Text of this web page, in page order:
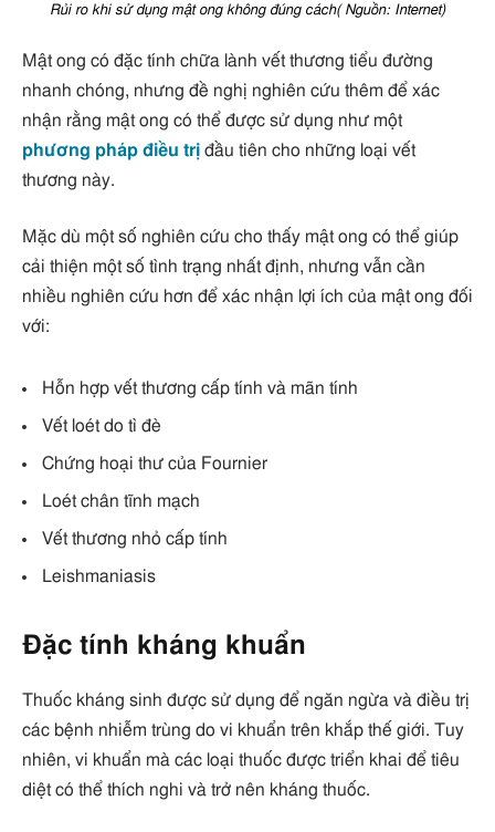
Rủi ro khi sử dụng mật ong không đúng cách( Nguồn: Internet)
Mật ong có đặc tính chữa lành vết thương tiểu đường
nhanh chóng, nhưng đề nghị nghiên cứu thêm để xác
nhận rằng mật ong có thể được sử dụng như một
phương pháp điều trị đầu tiên cho những loại vết
thương này.
Mặc dù một số nghiên cứu cho thấy mật ong có thể giúp
cải thiện một số tình trạng nhất định, nhưng vẫn cần
nhiều nghiên cứu hơn để xác nhận lợi ích của mật ong đối
với:
Hỗn hợp vết thương cấp tính và mãn tính
Vết loét do tì đè
Chứng hoại thư của Fournier
Loét chân tĩnh mạch
Vết thương nhỏ cấp tính
Leishmaniasis
Đặc tính kháng khuẩn
Thuốc kháng sinh được sử dụng để ngăn ngừa và điều trị
các bệnh nhiễm trùng do vi khuẩn trên khắp thế giới. Tuy
nhiên, vi khuẩn mà các loại thuốc được triển khai để tiêu
diệt có thể thích nghi và trở nên kháng thuốc.